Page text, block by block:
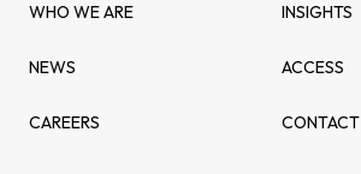
WHO WE ARE INSIGHTS
NEWS ACCESS
CAREERS CONTACT